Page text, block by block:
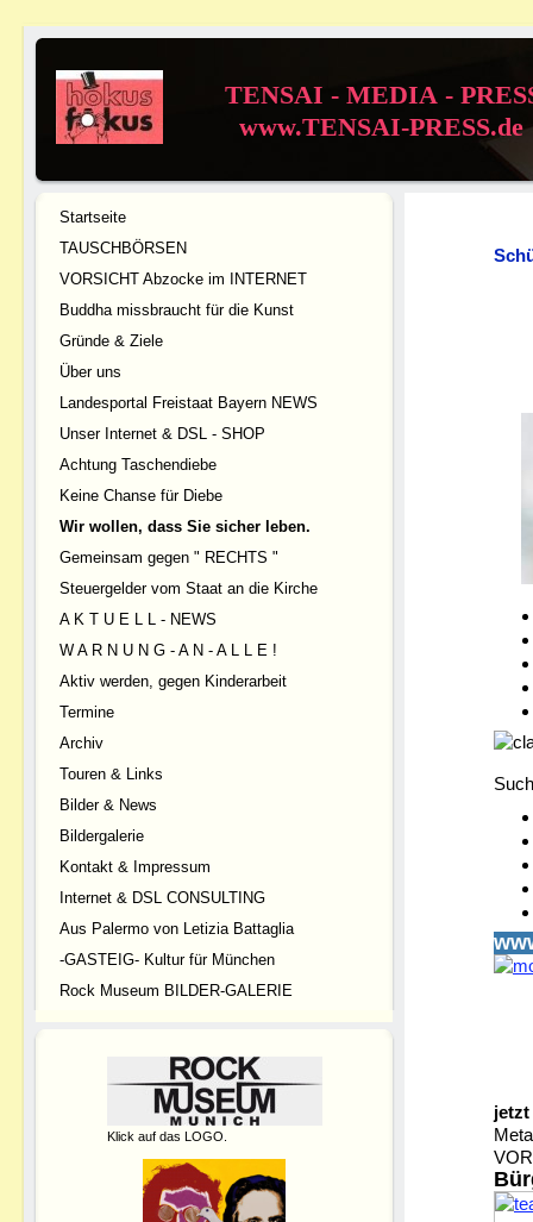
TENSAI - MEDIA -
www.TENSAI-PRESS.de
Startseite
TAUSCHBÖRSEN
VORSICHT Abzocke im INTERNET
Buddha missbraucht für die Kunst
Gründe & Ziele
Über uns
Landesportal Freistaat Bayern NEWS
Unser Internet & DSL - SHOP
Achtung Taschendiebe
Keine Chanse für Diebe
Wir wollen, dass Sie sicher leben.
Gemeinsam gegen " RECHTS "
Steuergelder vom Staat an die Kirche
A K T U E L L - NEWS
W A R N U N G - A N - A L L E !
Aktiv werden, gegen Kinderarbeit
Termine
Archiv
Touren & Links
Bilder & News
Bildergalerie
Kontakt & Impressum
Internet & DSL CONSULTING
Aus Palermo von Letizia Battaglia
-GASTEIG- Kultur für München
Rock Museum BILDER-GALERIE
Klick auf das LOGO.